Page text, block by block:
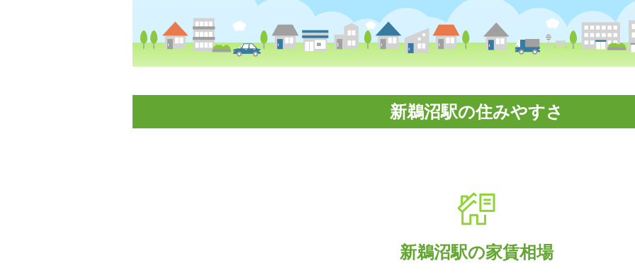
新鵜沼駅の住みやすさ
新鵜沼駅の家賃相場